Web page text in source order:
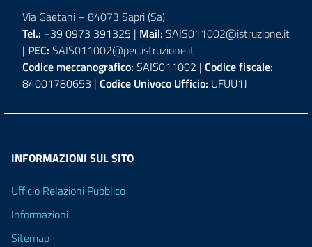
Via Gaetani – 84073 Sapri (Sa)
Tel.: +39 0973 391325 | Mail: SAIS011002@istruzione.it
| PEC: SAIS011002@pec.istruzione.it
Codice meccanografico: SAIS011002 | Codice fiscale:
84001780653 | Codice Univoco Ufficio: UFUU1J
INFORMAZIONI SUL SITO
Ufficio Relazioni Pubblico
Informazioni
Sitemap